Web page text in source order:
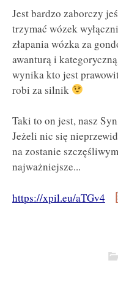
Jest bardzo zaborczy
trzymać wózek
złapania wózka za
awanturą i
wynika kto jest
robi za silnik
Taki to on jest, nasz
Jeżeli nic się
na zostanie
najważniejsze...
https://xpil.eu/aTGv4